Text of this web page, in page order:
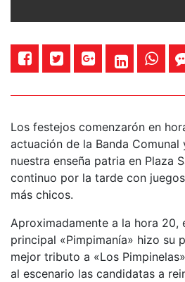
Los festejos comenzarón en
actuación de la Banda
nuestra enseña patria en Plaza
continuo por la tarde con
más chicos.
Aproximadamente a la hora 20,
principal «Pimpimanía» hizo su
mejor tributo a «Los
al escenario las candidatas a